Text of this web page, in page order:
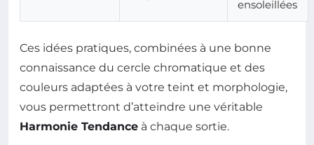
ensoleillées
Ces idées pratiques, combinées à une bonne
connaissance du cercle chromatique et des
couleurs adaptées à votre teint et morphologie,
vous permettront d’atteindre une véritable
Harmonie Tendance à chaque sortie.